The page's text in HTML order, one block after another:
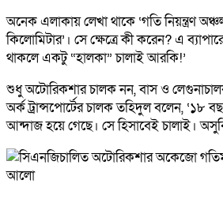
অনেক এলাকায় লেখা থাকে ‘গতি নিয়ন্ত্রণ
কিলোমিটার’। সে ক্ষেত্রে কী করেন? এ
থাকলে একটু “হালকা” চালাই আরকি!’
শুধু অটোরিকশার চালক নন, বাস ও
অর্ক ট্রান্সপোর্টের চালক তহিদুল বলেন, ‘১৮
আন্দাজ হয়ে গেছে। সে হিসাবেই চালাই।